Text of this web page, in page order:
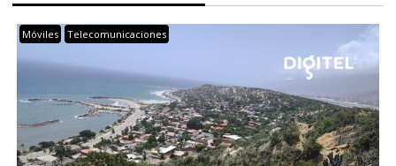
Móviles Telecomunicaciones